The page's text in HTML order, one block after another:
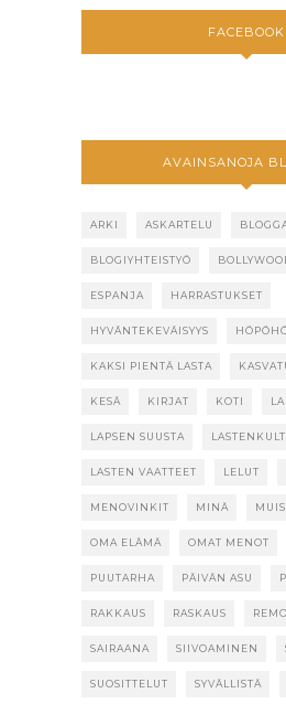
FACEBOOK
AVAINSANOJA
ARKI ASKARTELU
BLOGIYHTEISTYÖ
ESPANJA HARRASTUKSET
HYVÄNTEKEVÄISYYS
KAKSI PIENTÄ LASTA
KESÄ KIRJAT KOTI
LAPSEN SUUSTA
LASTEN VAATTEET LELUT
MENOVINKIT MINÄ
OMA ELÄMÄ OMAT MENOT
PUUTARHA PÄIVÄN ASU
RAKKAUS RASKAUS
SAIRAANA SIIVOAMINEN
SUOSITTELUT SYVÄLLISTÄ